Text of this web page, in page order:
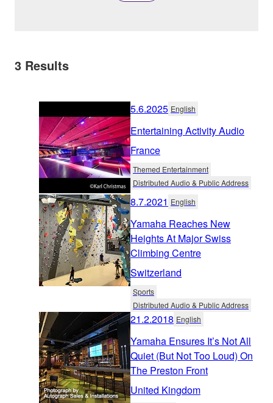
3 Results
5.6.2025 English
Entertaining Activity Audio
France
Themed Entertainment
Distributed Audio & Public Address
8.7.2021 English
Yamaha Reaches New
Heights At Major Swiss
Climbing Centre
Switzerland
Sports
Distributed Audio & Public Address
21.2.2018 English
Yamaha Ensures It’s Not All
Quiet (But Not Too Loud) On
The Preston Front
United Kingdom